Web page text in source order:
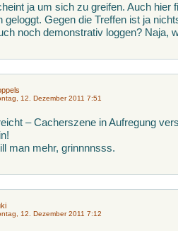
ja um sich zu greifen. Auch hier
geloggt. Gegen die Treffen ist ja
noch demonstrativ loggen? Naja,
12. Dezember 2011 7:51
– Cacherszene in Aufregung
man mehr, grinnnnsss.
12. Dezember 2011 7:12